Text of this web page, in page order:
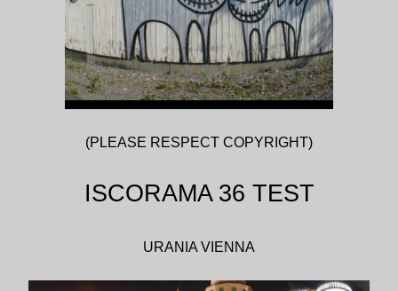
(PLEASE RESPECT COPYRIGHT)
ISCORAMA 36 TEST
URANIA VIENNA